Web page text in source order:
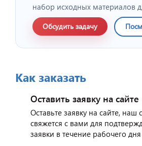
Отзыв от
индийского
"Малабар".
набор исходных материалов
Обсудить задачу
Как заказать
Оставить заявку на сайте
Оставьте заявку на сайте, наш
свяжется с вами для
заявки в течение рабочего дня